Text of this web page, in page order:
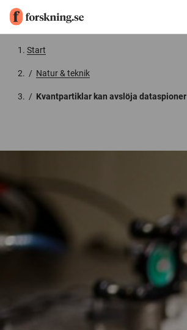
Start
/ Natur & teknik
/ Kvantpartiklar kan avslöja dataspioner